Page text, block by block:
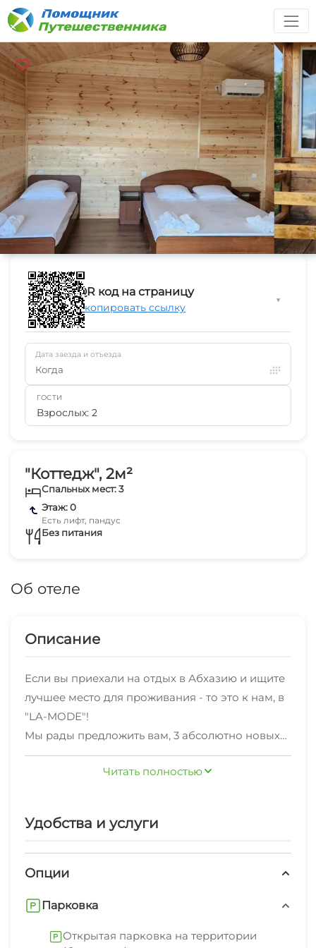
"Коттедж", 2м²
Спальных мест: 3
Этаж: 0
Есть лифт, пандус
Без питания
Об отеле
Описание
Если вы приехали на отдых в Абхазию и ищите
лучшее место для проживания - то это к нам, в
"LA-MODЕ"!
Мы рады предложить вам, 3 абсолютно новых
дома, оснащенные всем необходимым для
комфортного проживания, по отличной цене.
где вы можете удобно припарковать свой
расположены мангал с необходимым
необходимой утварью.
услуги (джиппинг) по всем
Читать полностью
Удобства и услуги
Опции
Парковка
Открытая парковка на территории
QR код на страницу
Скопировать ссылку
▼
Дата заезда и отъезда
Когда
ГОСТИ
Взрослых: 2